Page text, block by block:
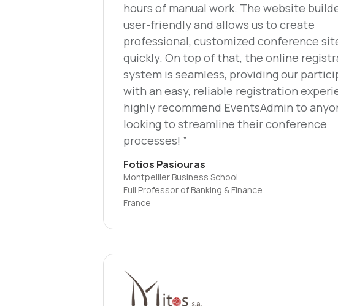
hours of manual work. The website
user-friendly and allows us to create
professional, customized conference
quickly. On top of that, the online
system is seamless, providing our
with an easy, reliable registration
highly recommend EventsAdmin to
looking to streamline their conference
processes! ”
Fotios Pasiouras
Montpellier Business School
Full Professor of Banking & Finance
France